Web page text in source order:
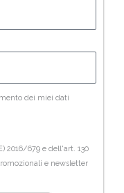
dei miei dati
2016/679 e dell'art. 130
e newsletter